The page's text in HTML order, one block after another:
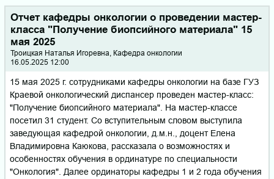
Отчет кафедры онкологии о проведении мастер-
класса "Получение биопсийного материала" 15
мая 2025
Троицкая Наталья Игоревна, Кафедра онкологии
16.05.2025 12:00
15 мая 2025 г. сотрудниками кафедры онкологии на базе ГУЗ
Краевой онкологический диспансер проведен мастер-класс:
"Получение биопсийного материала". На мастер-классе
посетил 31 студент. Со вступительным словом выступила
заведующая кафедрой онкологии, д.м.н., доцент Елена
Владимировна Каюкова, рассказала о возможностях и
особенностях обучения в ординатуре по специальности
"Онкология". Далее ординаторы кафедры 1 и 2 года обучения